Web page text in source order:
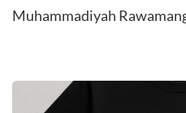
Muhammadiyah